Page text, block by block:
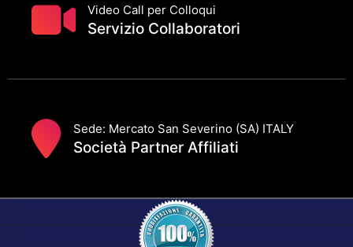
Video Call per Colloqui
Servizio Collaboratori
Sede: Mercato San Severino (SA) ITALY
Società Partner Affiliati